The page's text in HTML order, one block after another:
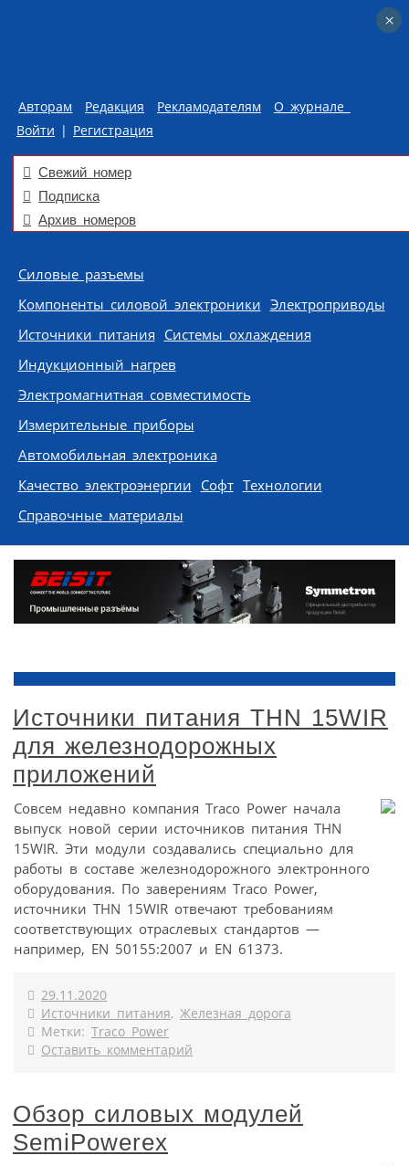
Авторам Редакция Рекламодателям
О журнале
Войти | Регистрация
Свежий номер
Подписка
Архив номеров
Skip to content
Силовые разъемы
Компоненты силовой электроники Электроприводы
Источники питания Системы охлаждения
Индукционный нагрев
Электромагнитная совместимость
Измерительные приборы
Автомобильная электроника
Качество электроэнергии Софт Технологии
Справочные материалы
Источники питания THN 15WIR
для железнодорожных
приложений
Совсем недавно компания Traco Power начала
выпуск новой серии источников питания THN
15WIR. Эти модули создавались специально для
работы в составе железнодорожного электронного
оборудования. По заверениям Traco Power,
источники THN 15WIR отвечают требованиям
соответствующих отраслевых стандартов —
например, EN 50155:2007 и EN 61373.
29.11.2020
Источники питания, Железная дорога
Метки: Traco Power
Оставить комментарий
Обзор силовых модулей
SemiPowerex
×
×